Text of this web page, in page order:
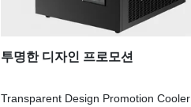
투명한 디자인 프로모션
Transparent Design Promotion Cooler